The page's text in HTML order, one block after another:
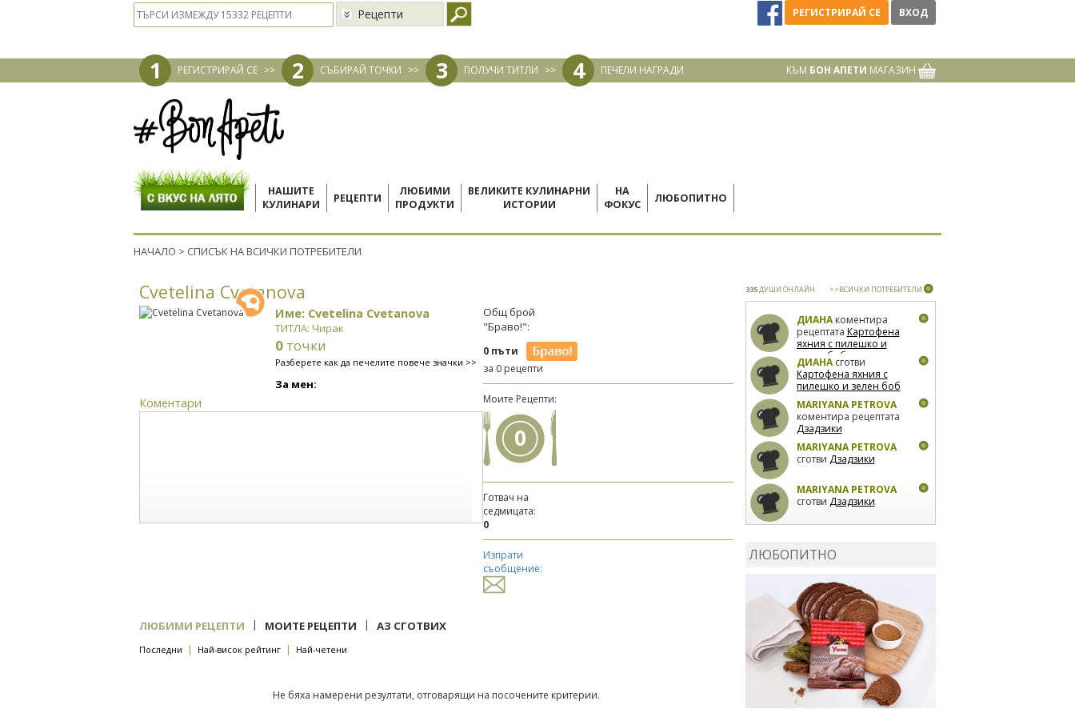
Рецепти РЕГИСТРИРАЙ СЕ ВХОД
1 РЕГИСТРИРАЙ СЕ >> 2 СЪБИРАЙ ТОЧКИ >> 3 ПОЛУЧИ ТИТЛИ >> 4 ПЕЧЕЛИ НАГРАДИ КЪМ БОН АПЕТИ МАГАЗИН
НАШИТЕ
КУЛИНАРИ
РЕЦЕПТИ
ЛЮБИМИ
ПРОДУКТИ
ВЕЛИКИТЕ КУЛИНАРНИ
ИСТОРИИ
НА
ФОКУС
ЛЮБОПИТНО
НАЧАЛО > СПИСЪК НА ВСИЧКИ ПОТРЕБИТЕЛИ
Cvetelina Cvetanova
Име: Cvetelina Cvetanova
ТИТЛА: Чирак
0 точки
Разберете как да печелите повече значки >>
За мен:
Коментари
Общ брой
"Браво!":
0 пъти
за 0 рецепти
Моите Рецепти:
0
Готвач на
седмицата:
0
Изпрати
съобщение:
ЛЮБИМИ РЕЦЕПТИ | МОИТЕ РЕЦЕПТИ | АЗ СГОТВИХ
Последни | Най-висок рейтинг | Най-четени
Не бяха намерени резултати, отговарящи на посочените критерии.
335ДУШИ ОНЛАЙН >>ВСИЧКИ ПОТРЕБИТЕЛИ
ДИАНАкоментира
рецептата Картофена
яхния с пилешко и
зелен боб
ДИАНАсготви
Картофена яхния с
пилешко и зелен боб
MARIYANA PETROVA
коментира рецептата
Дзадзики
MARIYANA PETROVA
сготви Дзадзики
MARIYANA PETROVA
сготви Дзадзики
фурна
рецептатаСвински
ребра с печени
картофи
ЛЮБОПИТНО